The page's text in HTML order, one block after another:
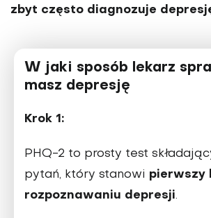
zbyt często diagnozuje
W jaki sposób lekarz
masz depresję
Krok 1:
PHQ-2 to prosty test
pytań, który stanowi pierwszy
rozpoznawaniu depresji.